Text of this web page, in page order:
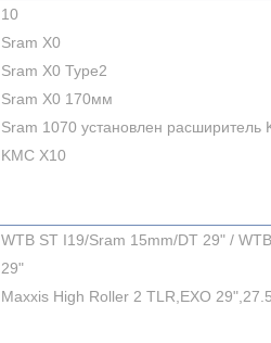
10
Sram Х0
Sram X0 Type2
Sram X0 170мм
Sram 1070 установлен расширитель
KMC X10
WTB ST I19/Sram 15mm/DT 29" /
29"
Maxxis High Roller 2 TLR,EXO